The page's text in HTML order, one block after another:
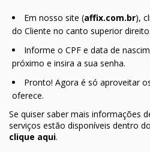
Em nosso site (affix.com.br),
do Cliente no canto superior direito.
Informe o CPF e data de
próximo e insira a sua senha.
Pronto! Agora é só aproveitar
oferece.
Se quiser saber mais informações
serviços estão disponíveis dentro
clique aqui.